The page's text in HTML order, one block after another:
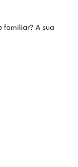
familiar? A sua